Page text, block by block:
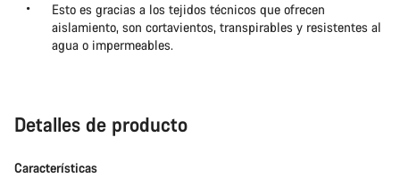
Esto es gracias a los tejidos técnicos que ofrecen
aislamiento, son cortavientos, transpirables y resistentes al
agua o impermeables.
Detalles de producto
Características